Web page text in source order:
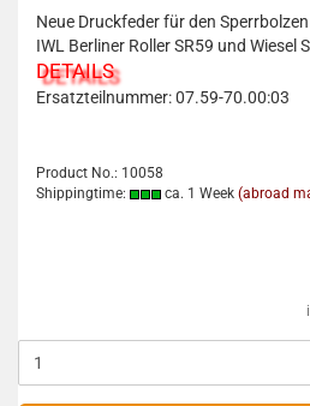
Neue Druckfeder für den
IWL Berliner Roller SR59 und Wiesel
DETAILS
Ersatzteilnummer: 07.59-70.00:03
Product No.: 10058
Shippingtime:
ca. 1 Week (abroad